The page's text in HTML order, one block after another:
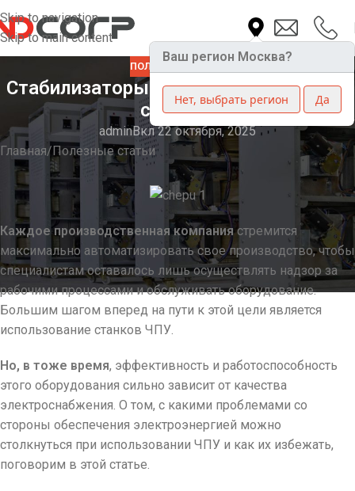
Skip to navigation
Skip to main content
ПОЛЕЗНЫЕ СТАТЬИ
Стабилизаторы напряжения для ЧПУ
станков
adminВкл 22 октября, 2025
Главная Полезные статьи
Каждое производственная компаниястремится
максимально автоматизировать свое производство, чтобы
специалистам оставалось лишь осуществлять надзор за
рабочими процессами и обслуживать оборудование.
Большим шагом вперед на пути к этой цели является
использование станков ЧПУ.
Но, в тоже время, эффективность и работоспособность
этого оборудования сильно зависит от качества
электроснабжения. О том, с какими проблемами со
стороны обеспечения электроэнергией можно
столкнуться при использовании ЧПУ и как их избежать,
поговорим в этой статье.
Ваш регион Москва?
Нет, выбрать регион Да